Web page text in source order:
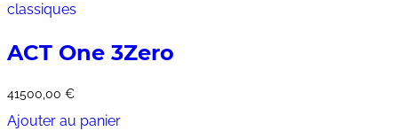
classiques
ACT One 3Zero
41500,00 €
Ajouter au panier